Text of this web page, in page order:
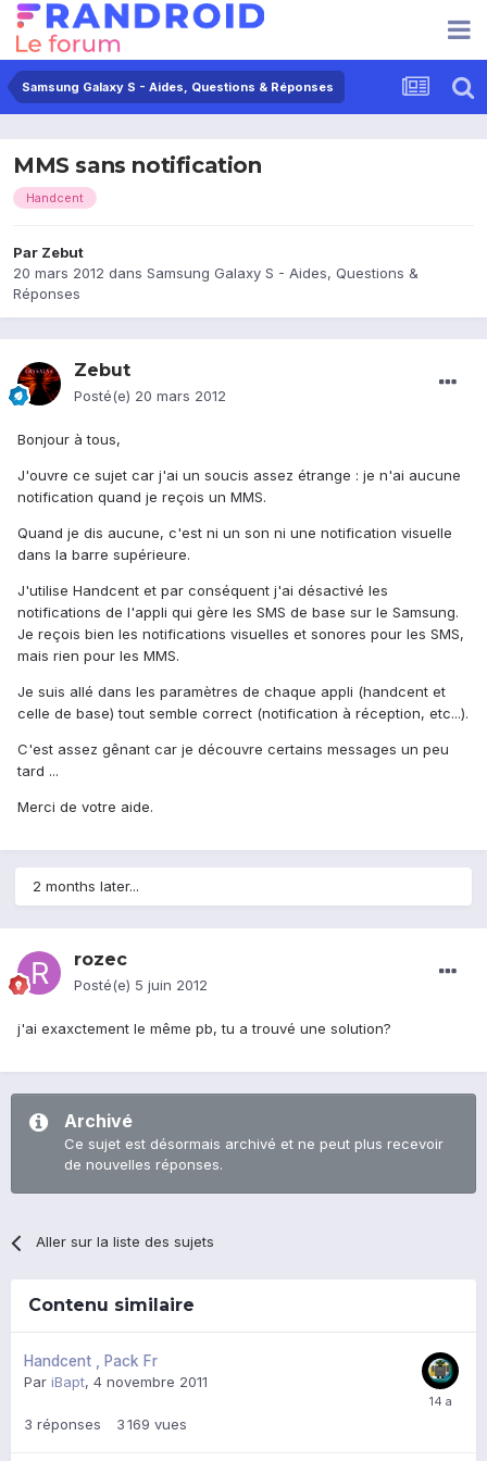
Samsung Galaxy S - Aides, Questions & Réponses
MMS sans notification
Handcent
Par Zebut
20 mars 2012 dans Samsung Galaxy S - Aides, Questions &
Réponses
Zebut
Posté(e) 20 mars 2012
Bonjour à tous,
J'ouvre ce sujet car j'ai un soucis assez étrange : je n'ai aucune
notification quand je reçois un MMS.
Quand je dis aucune, c'est ni un son ni une notification visuelle
dans la barre supérieure.
J'utilise Handcent et par conséquent j'ai désactivé les
notifications de l'appli qui gère les SMS de base sur le Samsung.
Je reçois bien les notifications visuelles et sonores pour les SMS,
mais rien pour les MMS.
Je suis allé dans les paramètres de chaque appli (handcent et
celle de base) tout semble correct (notification à réception, etc...).
C'est assez gênant car je découvre certains messages un peu
tard ...
Merci de votre aide.
2 months later...
rozec
Posté(e) 5 juin 2012
j'ai exaxctement le même pb, tu a trouvé une solution?
Archivé
Ce sujet est désormais archivé et ne peut plus recevoir
de nouvelles réponses.
Aller sur la liste des sujets
Contenu similaire
Handcent , Pack Fr
Par iBapt, 4 novembre 2011
3 réponses 3 169 vues